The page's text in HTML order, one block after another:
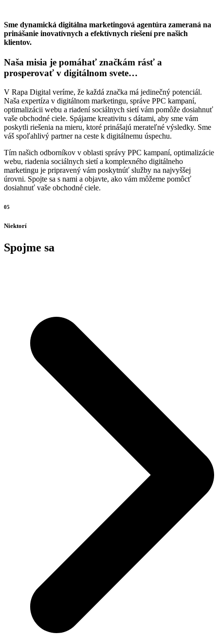
Sme dynamická digitálna marketingová agentúra zameraná na
prinášanie inovatívnych a efektívnych riešení pre našich
klientov.
Naša misia je pomáhať značkám rásť a
prosperovať v digitálnom svete…
V Rapa Digital veríme, že každá značka má jedinečný potenciál.
Naša expertíza v digitálnom marketingu, správe PPC kampaní,
optimalizácii webu a riadení sociálnych sietí vám pomôže dosiahnuť
vaše obchodné ciele. Spájame kreativitu s dátami, aby sme vám
poskytli riešenia na mieru, ktoré prinášajú merateľné výsledky. Sme
váš spoľahlivý partner na ceste k digitálnemu úspechu.
Tím našich odborníkov v oblasti správy PPC kampaní, optimalizácie
webu, riadenia sociálnych sietí a komplexného digitálneho
marketingu je pripravený vám poskytnúť služby na najvyššej
úrovni. Spojte sa s nami a objavte, ako vám môžeme pomôcť
dosiahnuť vaše obchodné ciele.
05
Niektorí
Spojme sa